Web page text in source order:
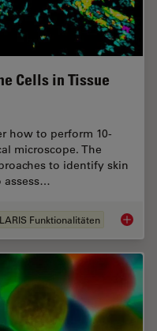
Cells in Tissue
how to perform 10-
microscope. The
to identify skin
assess…
Funktionalitäten